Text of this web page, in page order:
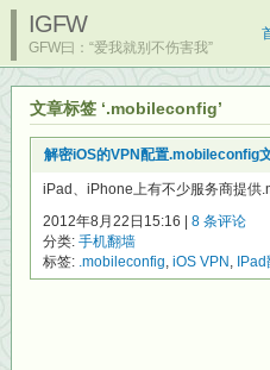
IGFW
GFW曰：“爱我就别不伤害我”
文章标签 ‘.mobileconfig’
解密iOS的VPN配置.mobileconfig
iPad、iPhone上有不少服务商提供
2012年8月22日15:16 | 8 条评论
分类: 手机翻墙
标签: .mobileconfig, iOS VPN ,